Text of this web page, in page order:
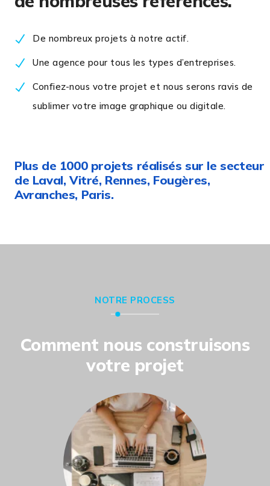
De nombreux projets à notre actif.
Une agence pour tous les types d’entreprises.
Confiez-nous votre projet et nous serons ravis de
sublimer votre image graphique ou digitale.
Plus de 1000 projets réalisés sur le secteur
de Laval, Vitré, Rennes, Fougères,
Avranches, Paris.
NOTRE PROCESS
Comment nous construisons
votre projet